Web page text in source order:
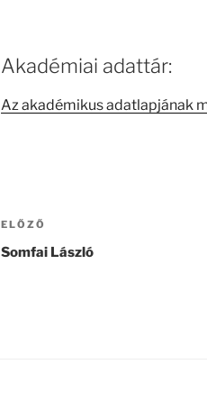
Akadémiai adattár:
Az akadémikus adatlapjának
Bejegyzés
navigáció
Korábbi
bejegyzés
ELŐZŐ
Somfai László